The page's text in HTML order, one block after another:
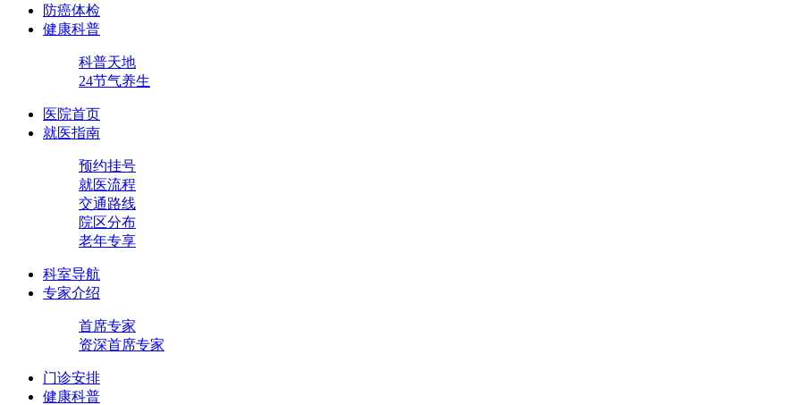
防癌体检
健康科普
科普天地
24节气养生
医院首页
就医指南
预约挂号
就医流程
交通路线
院区分布
老年专享
科室导航
专家介绍
首席专家
资深首席专家
门诊安排
健康科普